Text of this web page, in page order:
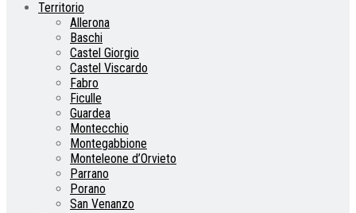
Territorio
Allerona
Baschi
Castel Giorgio
Castel Viscardo
Fabro
Ficulle
Guardea
Montecchio
Montegabbione
Monteleone d’Orvieto
Parrano
Porano
San Venanzo